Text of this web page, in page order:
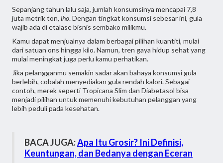
Sepanjang tahun lalu saja, jumlah konsumsinya mencapai 7,8
juta metrik ton, lho. Dengan tingkat konsumsi sebesar ini, gula
wajib ada di etalase bisnis sembako milikmu.
Kamu dapat menjualnya dalam berbagai pilihan kuantiti, mulai
dari satuan ons hingga kilo. Namun, tren gaya hidup sehat yang
mulai meningkat juga perlu kamu perhatikan.
Jika pelangganmu semakin sadar akan bahaya konsumsi gula
berlebih, cobalah menyediakan gula rendah kalori. Sebagai
contoh, merek seperti Tropicana Slim dan Diabetasol bisa
menjadi pilihan untuk memenuhi kebutuhan pelanggan yang
lebih peduli pada kesehatan.
BACA JUGA:Apa Itu Grosir? Ini Definisi,
Keuntungan, dan Bedanya dengan Eceran